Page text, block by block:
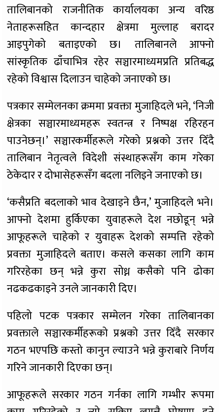
तालिबानको राजनीतिक कार्यालयका अन्य वरिष्ठ
नेताहरूसहित कान्दहार क्षेत्रमा मुल्लाह बरादर
आइपुगेको बताइएको छ। तालिबानले आफ्नो
सांस्कृतिक ढाँचाभित्र रहेर सञ्चारमाध्यमप्रति प्रतिबद्ध
रहेको विश्वास दिलाउन चाहेको जनाएको छ।
पत्रकार सम्मेलनका क्रममा प्रवक्ता मुजाहिदले भने, ‘निजी
क्षेत्रका सञ्चारमाध्यमहरू स्वतन्त्र र निष्पक्ष रहिरहन
पाउनेछन्।’ सञ्चारकर्मीहरूले गरेको प्रश्नको उत्तर दिँदै
तालिबान नेतृत्वले विदेशी संस्थाहरूसँग काम गरेका
ठेकेदार र दोभासेहरूसँग बदला नलिइने जनाएको छ।
‘कसैप्रति बदलाको भाव देखाइने छैन,’ मुजाहिदले भने।
आफ्नो देशमा हुर्किएका युवाहरूले देश नछोडून् भन्ने
आफूहरूले चाहेको र युवाहरू देशको सम्पत्ति रहेको
प्रवक्ता मुजाहिदले बताए। कसले कसका लागि काम
गरिरहेका छन् भन्ने कुरा सोध्न कसैको पनि ढोका
नढकढकाइने उनले जानकारी दिए।
पहिलो पटक पत्रकार सम्मेलन गरेका तालिबानका
प्रवक्ताले सञ्चारकर्मीहरूको प्रश्नको उत्तर दिँदै सरकार
गठन भएपछि कस्तो कानुन ल्याउने भन्ने कुराबारे निर्णय
गरिने जानकारी दिएका छन्।
आफूहरूले सरकार गठन गर्नका लागि गम्भीर रूपमा